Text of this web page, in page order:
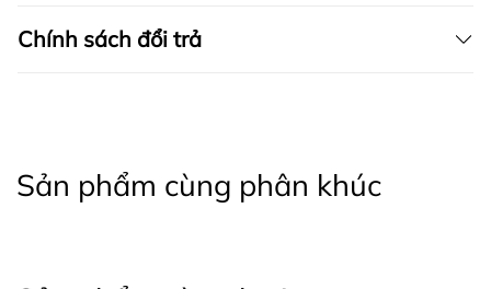
Chính sách đổi trả
Sản phẩm cùng phân khúc